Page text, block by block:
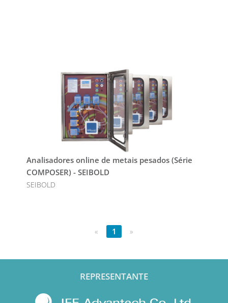
Analisadores online de metais pesados (Série
COMPOSER) - SEIBOLD
SEIBOLD
« 1 »
REPRESENTANTE